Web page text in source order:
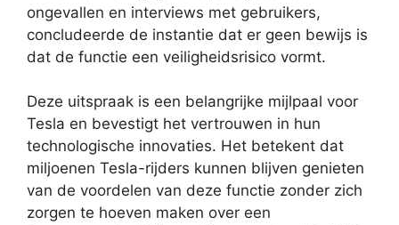
ongevallen en interviews met gebruikers,
concludeerde de instantie dat er geen bewijs is
dat de functie een veiligheidsrisico vormt.
Deze uitspraak is een belangrijke mijlpaal voor
Tesla en bevestigt het vertrouwen in hun
technologische innovaties. Het betekent dat
miljoenen Tesla-rijders kunnen blijven genieten
van de voordelen van deze functie zonder zich
zorgen te hoeven maken over een